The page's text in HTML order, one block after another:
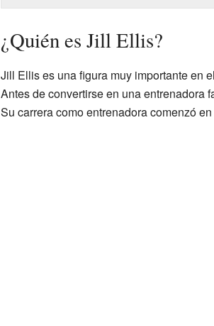
¿Quién es Jill Ellis?
Jill Ellis es una figura muy importante en
Antes de convertirse en una entrenadora
Su carrera como entrenadora comenzó